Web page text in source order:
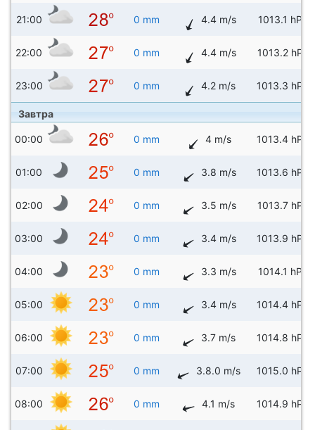
21:00 0 mm 4.4 m/s 1013.1 hPa
22:00 0 mm 4.4 m/s 1013.2 hPa
23:00 0 mm 4.2 m/s 1013.3 hPa
Завтра
00:00 0 mm 4 m/s 1013.4 hPa
01:00 0 mm 3.8 m/s 1013.6 hPa
02:00 0 mm 3.5 m/s 1013.7 hPa
03:00 0 mm 3.4 m/s 1013.9 hPa
04:00 0 mm 3.3 m/s 1014.1 hPa
05:00 0 mm 3.4 m/s 1014.4 hPa
06:00 0 mm 3.7 m/s 1014.8 hPa
07:00 0 mm 3.8.0 m/s 1015.0 hPa
08:00 0 mm 4.1 m/s 1014.9 hPa